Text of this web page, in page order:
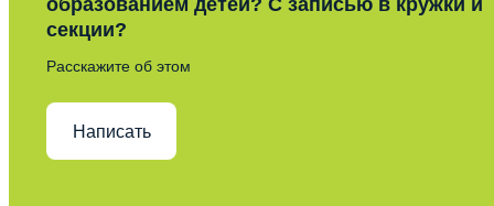
образованием детей? С записью в кружки и
секции?
Расскажите об этом
Написать